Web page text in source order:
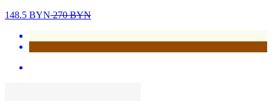
148.5 BYN270BYN